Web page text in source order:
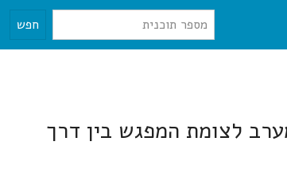
חפש
לצומת המפגש בין דרך